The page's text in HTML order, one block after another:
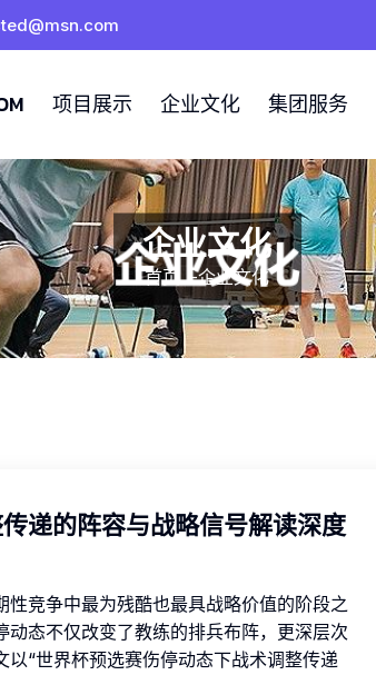
项目展示 企业文化 集团服务
企业文化
首页 -企业文化
递的阵容与战略信号解读深度
竞争中最为残酷也最具战略价值的阶段之
态不仅改变了教练的排兵布阵，更深层次
“世界杯预选赛伤停动态下战术调整传递